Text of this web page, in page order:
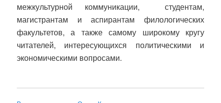
межкультурной коммуникации,
студентам,
магистрантам и аспирантам филологических
факультетов, а также самому широкому кругу
читателей, интересующихся политическими и
экономическими вопросами.